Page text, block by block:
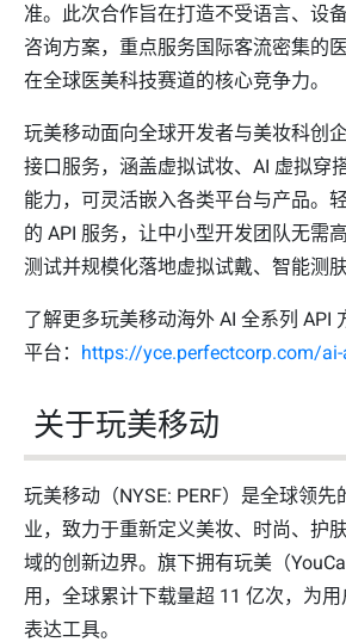
准。此次合作旨在打造不受语言、设
咨询方案，重点服务国际客流密集的
在全球医美科技赛道的核心竞争力。
玩美移动面向全球开发者与美妆科创
接口服务，涵盖虚拟试妆、AI 虚拟穿
能力，可灵活嵌入各类平台与产品。
的 API 服务，让中小型开发团队无需
测试并规模化落地虚拟试戴、智能测
了解更多玩美移动海外 AI 全系列 API
平台： https://yce.perfectcorp.com/ai-
关于玩美移动
玩美移动（NYSE: PERF）是全球领先
业，致力于重新定义美妆、时尚、护
域的创新边界。旗下拥有玩美（
用，全球累计下载量超 11 亿次，为
表达工具。